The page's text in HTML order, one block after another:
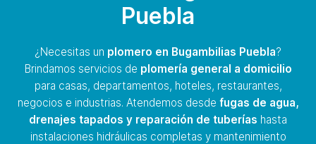
Puebla
¿Necesitas un plomero en Bugambilias Puebla?
Brindamos servicios de plomería general a domicilio
para casas, departamentos, hoteles, restaurantes,
negocios e industrias. Atendemos desde fugas de agua,
drenajes tapados y reparación de tuberías hasta
instalaciones hidráulicas completas y mantenimiento